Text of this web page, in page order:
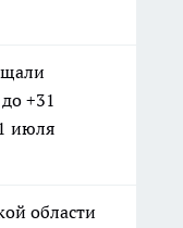
+31
июля
области